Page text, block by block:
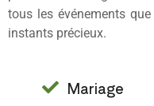
tous les événements
instants précieux.
Mariage